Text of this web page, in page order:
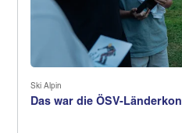
Ski Alpin
Das war die ÖSV-